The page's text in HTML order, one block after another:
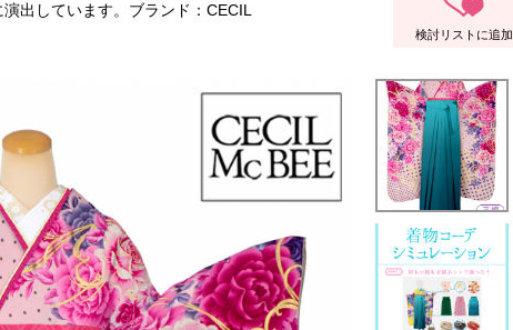
出しています。ブランド：CECIL